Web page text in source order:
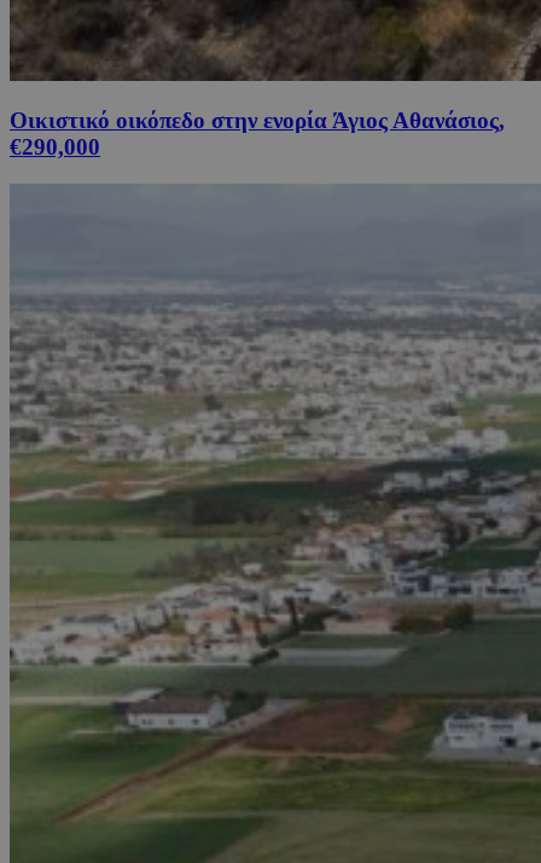
Οικιστικό οικόπεδο στην ενορία Άγιος Αθανάσιος,
€290,000